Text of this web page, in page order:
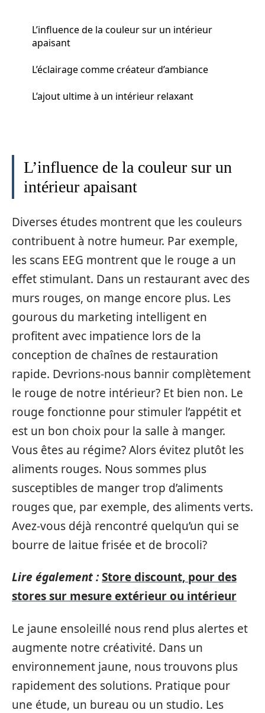
L’influence de la couleur sur un intérieur
apaisant
L’éclairage comme créateur d’ambiance
L’ajout ultime à un intérieur relaxant
L’influence de la couleur sur un
intérieur apaisant
Diverses études montrent que les couleurs
contribuent à notre humeur. Par exemple,
les scans EEG montrent que le rouge a un
effet stimulant. Dans un restaurant avec des
murs rouges, on mange encore plus. Les
gourous du marketing intelligent en
profitent avec impatience lors de la
conception de chaînes de restauration
rapide. Devrions-nous bannir complètement
le rouge de notre intérieur? Et bien non. Le
rouge fonctionne pour stimuler l’appétit et
est un bon choix pour la salle à manger.
Vous êtes au régime? Alors évitez plutôt les
aliments rouges. Nous sommes plus
susceptibles de manger trop d’aliments
rouges que, par exemple, des aliments verts.
Avez-vous déjà rencontré quelqu’un qui se
bourre de laitue frisée et de brocoli?
Lire également :Store discount, pour des
stores sur mesure extérieur ou intérieur
Le jaune ensoleillé nous rend plus alertes et
augmente notre créativité. Dans un
environnement jaune, nous trouvons plus
rapidement des solutions. Pratique pour
une étude, un bureau ou un studio. Les